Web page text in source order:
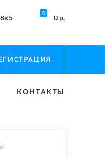
0
0 р.
КОНТАКТЫ